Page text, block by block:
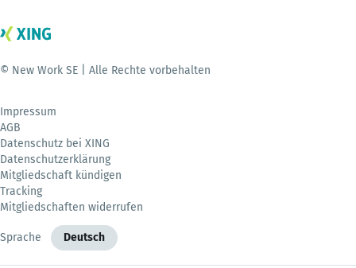
© New Work SE | Alle Rechte vorbehalten
Impressum
AGB
Datenschutz bei XING
Datenschutzerklärung
Mitgliedschaft kündigen
Tracking
Mitgliedschaften widerrufen
Sprache Deutsch